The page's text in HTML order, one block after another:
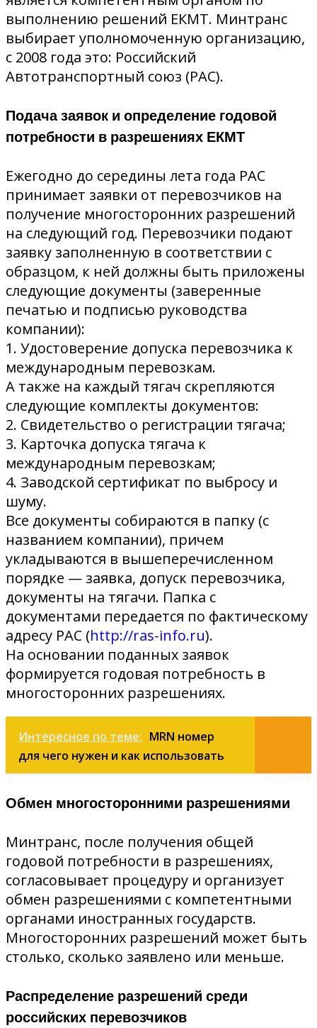
выполнению решений ЕКМТ. Минтранс
выбирает уполномоченную организацию,
с 2008 года это: Российский
Автотранспортный союз (РАС).
Подача заявок и определение годовой
потребности в разрешениях ЕКМТ
Ежегодно до середины лета года РАС
принимает заявки от перевозчиков на
получение многосторонних разрешений
на следующий год. Перевозчики подают
заявку заполненную в соответствии с
образцом, к ней должны быть приложены
следующие документы (заверенные
печатью и подписью руководства
компании):
1. Удостоверение допуска перевозчика к
международным перевозкам.
А также на каждый тягач скрепляются
следующие комплекты документов:
2. Свидетельство о регистрации тягача;
3. Карточка допуска тягача к
международным перевозкам;
4. Заводской сертификат по выбросу и
шуму.
Все документы собираются в папку (с
названием компании), причем
укладываются в вышеперечисленном
порядке — заявка, допуск перевозчика,
документы на тягачи. Папка с
документами передается по фактическому
адресу РАС (http://ras-info.ru).
На основании поданных заявок
формируется годовая потребность в
многосторонних разрешениях.
Интересное по теме: MRN номер
для чего нужен и как использовать
Обмен многосторонними разрешениями
Минтранс, после получения общей
годовой потребности в разрешениях,
согласовывает процедуру и организует
обмен разрешениями с компетентными
органами иностранных государств.
Многосторонних разрешений может быть
столько, сколько заявлено или меньше.
Распределение разрешений среди
российских перевозчиков